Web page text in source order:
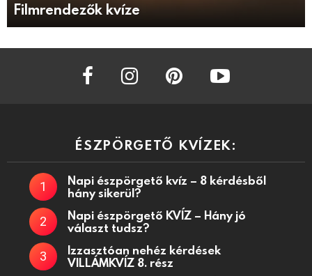
Filmrendezők kvíze
facebook instagram
ÉSZPÖRGETŐ KVÍZEK:
Napi észpörgető kvíz – 8 kérdésből
hány sikerül?
Napi észpörgető KVÍZ – Hány jó
választ tudsz?
Izzasztóan nehéz kérdések
VILLÁMKVÍZ 8. rész